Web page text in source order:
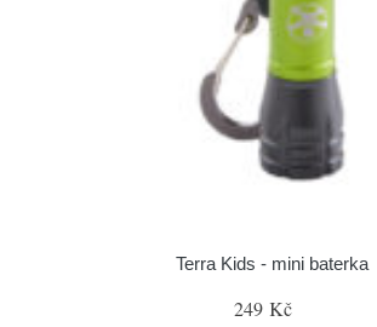
Terra Kids - mini baterka
249 Kč